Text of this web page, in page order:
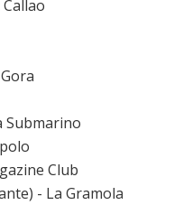
Submarino
Club
- La Gramola